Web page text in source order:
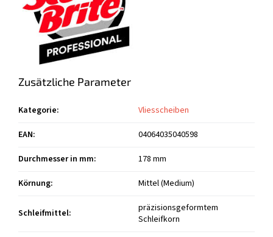
Zusätzliche Parameter
Kategorie:
Vliesscheiben
EAN:
04064035040598
Durchmesser in mm:
178 mm
Körnung: Mittel (Medium)
Schleifmittel:
präzisionsgeformtem
Schleifkorn